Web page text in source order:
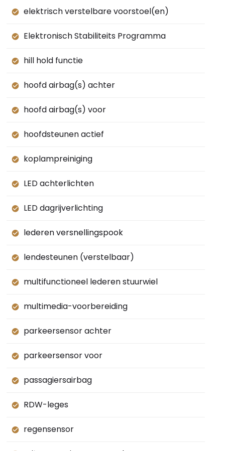
elektrisch verstelbare voorstoel(en)
Elektronisch Stabiliteits Programma
hill hold functie
hoofd airbag(s) achter
hoofd airbag(s) voor
hoofdsteunen actief
koplampreiniging
LED achterlichten
LED dagrijverlichting
lederen versnellingspook
lendesteunen (verstelbaar)
multifunctioneel lederen stuurwiel
multimedia-voorbereiding
parkeersensor achter
parkeersensor voor
passagiersairbag
RDW-leges
regensensor